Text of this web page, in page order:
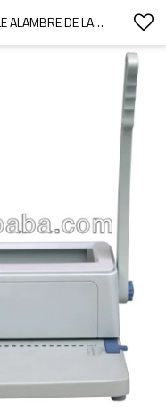
MANUAL DE LA OFICINA DE DOBLE ALAMBRE DE LA MÁQUINA DE ENCUADERNACIÓN